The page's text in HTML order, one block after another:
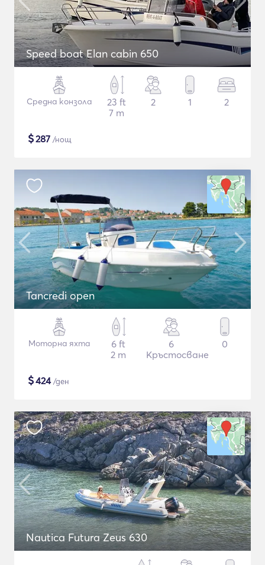
Speed boat Elan cabin 650
Средна конзола
23 ft
7 m
2 1 2
$287 /нощ
Tancredi open
Моторна яхта
6 ft
2 m
6
Кръстосване
0
$424/ден
Nautica Futura Zeus 630